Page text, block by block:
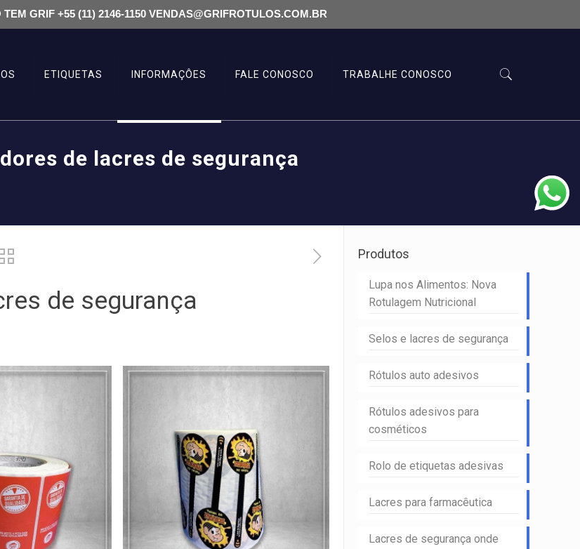
GRIF +55 (11) 2146-1150 VENDAS@GRIFROTULOS.COM.BR
ETIQUETAS INFORMAÇÔES FALE CONOSCO TRABALHE CONOSCO
de lacres de segurança
de segurança
Produtos
Lupa nos Alimentos: Nova
Rotulagem Nutricional
Selos e lacres de segurança
Rótulos auto adesivos
Rótulos adesivos para
cosméticos
Rolo de etiquetas adesivas
Lacres para farmacêutica
Lacres de segurança onde